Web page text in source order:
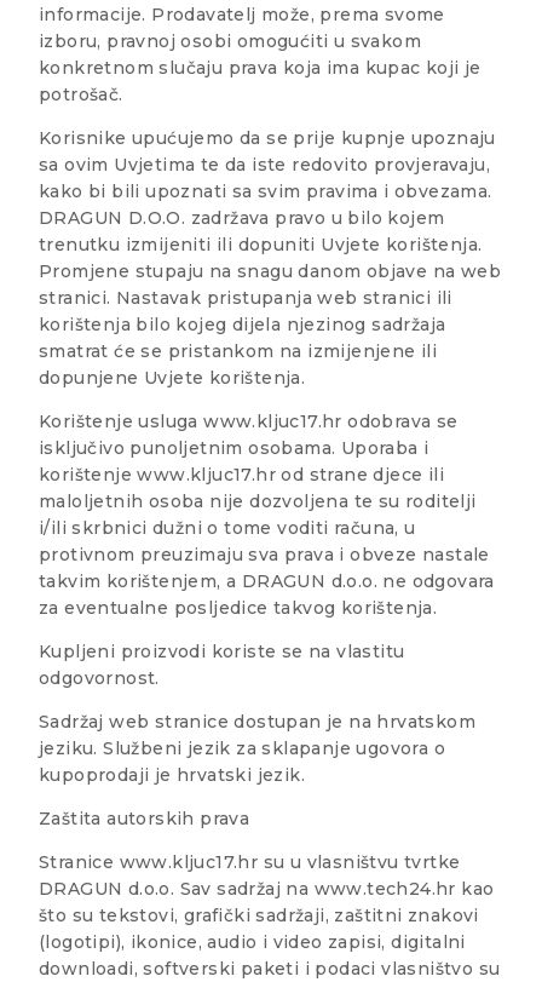
informacije. Prodavatelj može, prema svome
izboru, pravnoj osobi omogućiti u svakom
konkretnom slučaju prava koja ima kupac koji je
potrošač.
Korisnike upućujemo da se prije kupnje upoznaju
sa ovim Uvjetima te da iste redovito provjeravaju,
kako bi bili upoznati sa svim pravima i obvezama.
DRAGUN D.O.O. zadržava pravo u bilo kojem
trenutku izmijeniti ili dopuniti Uvjete korištenja.
Promjene stupaju na snagu danom objave na web
stranici. Nastavak pristupanja web stranici ili
korištenja bilo kojeg dijela njezinog sadržaja
smatrat će se pristankom na izmijenjene ili
dopunjene Uvjete korištenja.
Korištenje usluga www.kljuc17.hr odobrava se
isključivo punoljetnim osobama. Uporaba i
korištenje www.kljuc17.hr od strane djece ili
maloljetnih osoba nije dozvoljena te su roditelji
i/ili skrbnici dužni o tome voditi računa, u
protivnom preuzimaju sva prava i obveze nastale
takvim korištenjem, a DRAGUN d.o.o. ne odgovara
za eventualne posljedice takvog korištenja.
Kupljeni proizvodi koriste se na vlastitu
odgovornost.
Sadržaj web stranice dostupan je na hrvatskom
jeziku. Službeni jezik za sklapanje ugovora o
kupoprodaji je hrvatski jezik.
Zaštita autorskih prava
Stranice www.kljuc17.hr su u vlasništvu tvrtke
DRAGUN d.o.o. Sav sadržaj na www.tech24.hr kao
što su tekstovi, grafički sadržaji, zaštitni znakovi
(logotipi), ikonice, audio i video zapisi, digitalni
downloadi, softverski paketi i podaci vlasništvo su